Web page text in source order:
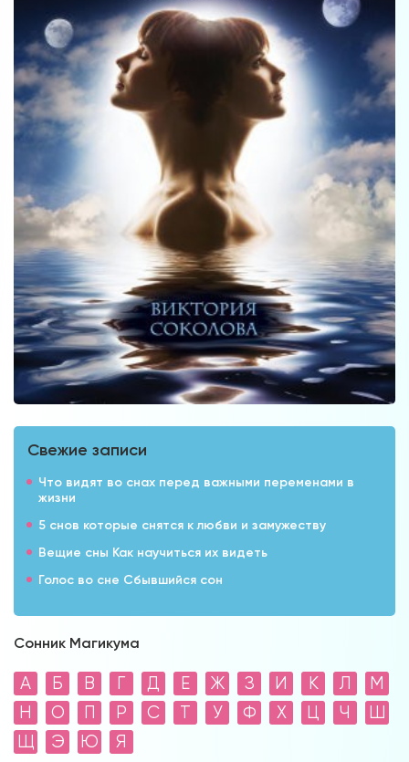
Свежие записи
Что видят во снах перед важными переменами в
жизни
5 снов которые снятся к любви и замужеству
Вещие сны Как научиться их видеть
Голос во сне Сбывшийся сон
Сонник Магикума
А Б В Г Д Е Ж З И К Л
М
Н
О П Р С Т У Ф Х Ц Ч
Ш
Щ
Э Ю Я